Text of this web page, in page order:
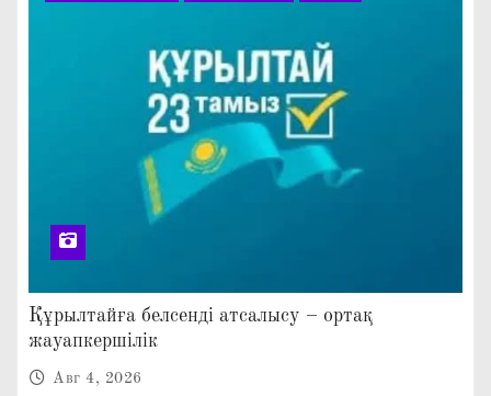
Құрылтайға белсенді атсалысу – ортақ
жауапкершілік
Авг 4, 2026